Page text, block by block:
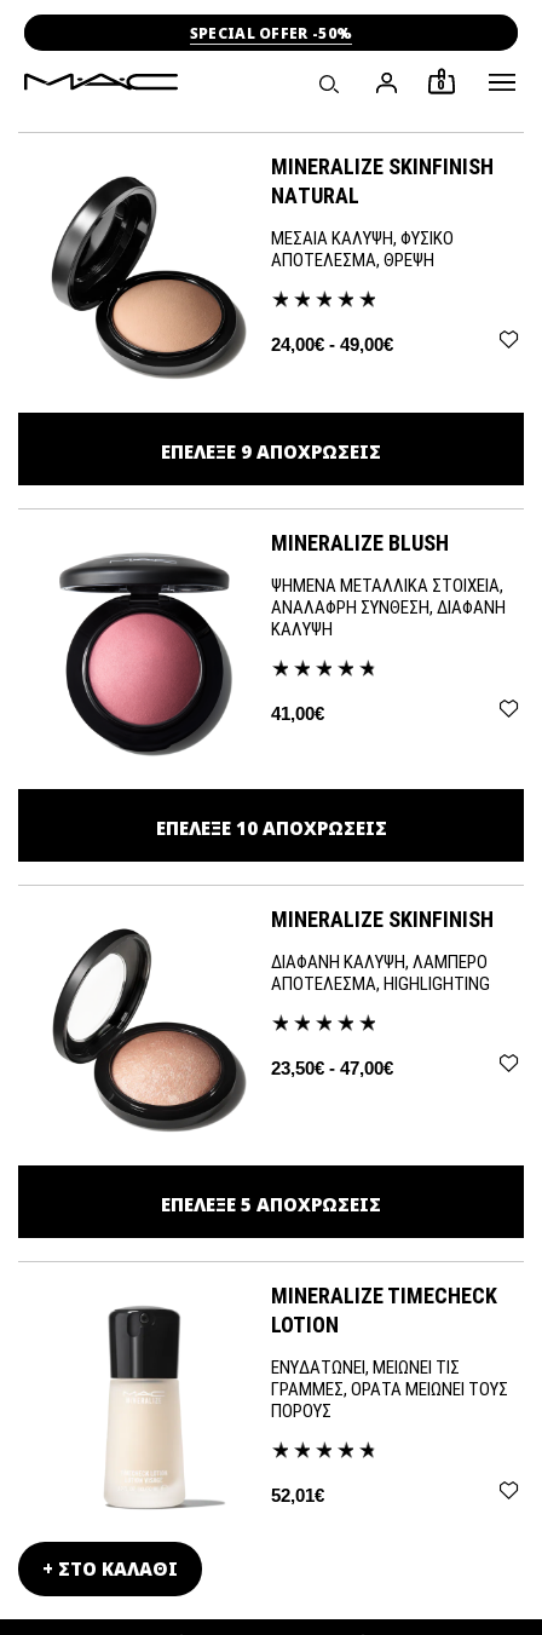
SPECIAL OFFER -50%
0
MINERALIZE SKINFINISH
NATURAL
ΜΕΣΑΙΑ ΚΑΛΥΨΗ, ΦΥΣΙΚΟ
ΑΠΟΤΕΛΕΣΜΑ, ΘΡΕΨΗ
24,00€ - 49,00€
ΕΠΕΛΕΞΕ 9 ΑΠΟΧΡΩΣΕΙΣ
MINERALIZE BLUSH
ΨΗΜΕΝΑ ΜΕΤΑΛΛΙΚΑ ΣΤΟΙΧΕΙΑ,
ΑΝΑΛΑΦΡΗ ΣΥΝΘΕΣΗ, ΔΙΑΦΑΝΗ
ΚΑΛΥΨΗ
41,00€
ΕΠΕΛΕΞΕ 10ΑΠΟΧΡΩΣΕΙΣ
MINERALIZE SKINFINISH
ΔΙΑΦΑΝΗ ΚΑΛΥΨΗ, ΛΑΜΠΕΡΟ
ΑΠΟΤΕΛΕΣΜΑ, HIGHLIGHTING
23,50€ - 47,00€
ΕΠΕΛΕΞΕ 5 ΑΠΟΧΡΩΣΕΙΣ
MINERALIZE TIMECHECK
LOTION
ΕΝΥΔΑΤΩΝΕΙ, ΜΕΙΩΝΕΙ ΤΙΣ
ΓΡΑΜΜΕΣ, ΟΡΑΤΑ ΜΕΙΩΝΕΙ ΤΟΥΣ
ΠΟΡΟΥΣ
52,01€
+ ΣΤΟ ΚΑΛΑΘΙ